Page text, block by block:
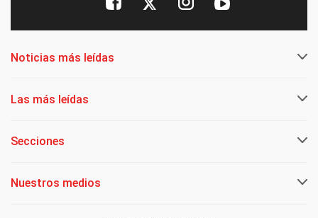
Noticias más leídas
Las más leídas
Secciones
Nuestros medios